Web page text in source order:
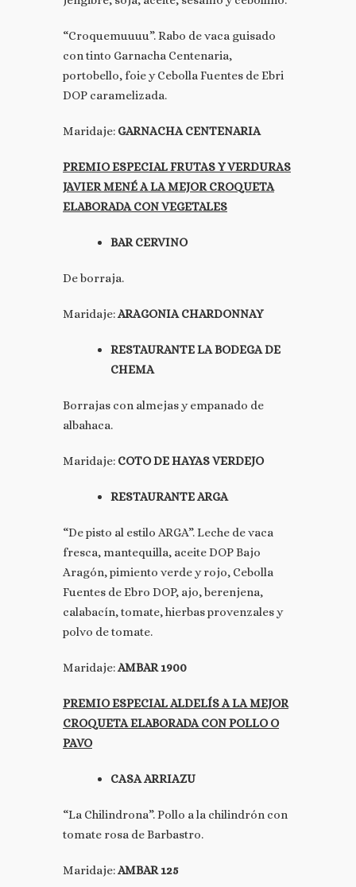
“Croquemuuuu”. Rabo de vaca guisado
con tinto Garnacha Centenaria,
portobello, foie y Cebolla Fuentes de Ebri
DOP caramelizada.
Maridaje: GARNACHA CENTENARIA
PREMIO ESPECIAL FRUTAS Y VERDURAS
JAVIER MENÉ A LA MEJOR CROQUETA
ELABORADA CON VEGETALES
BAR CERVINO
De borraja.
Maridaje:ARAGONIA CHARDONNAY
RESTAURANTE LA BODEGA DE
CHEMA
Borrajas con almejas y empanado de
albahaca.
Maridaje: COTO DE HAYAS VERDEJO
RESTAURANTE ARGA
“De pisto al estilo ARGA”. Leche de vaca
fresca, mantequilla, aceite DOP Bajo
Aragón, pimiento verde y rojo, Cebolla
Fuentes de Ebro DOP, ajo, berenjena,
calabacín, tomate, hierbas provenzales y
polvo de tomate.
Maridaje:AMBAR 1900
PREMIO ESPECIAL ALDELÍS A LA MEJOR
CROQUETA ELABORADA CON POLLO O
PAVO
CASA ARRIAZU
“La Chilindrona”. Pollo a la chilindrón con
tomate rosa de Barbastro.
Maridaje:AMBAR 125